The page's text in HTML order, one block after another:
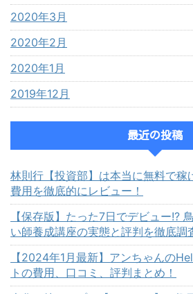
2020年3月
2020年2月
2020年1月
2019年12月
最近の投稿
林則行【投資部】は本当に無料で稼
費用を徹底的にレビュー！
【保存版】たった7日でデビュー!?
い師養成講座の実態と評判を徹底調
【2024年1月最新】アンちゃんの
トの費用、口コミ、評判まとめ！